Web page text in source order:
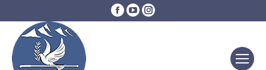
Facebook
page
YouTube
page
Instagram
page